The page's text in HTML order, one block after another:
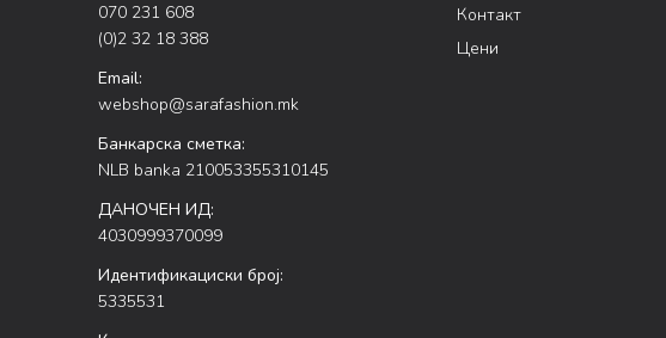
070 231 608
(0)2 32 18 388
Email:
webshop@sarafashion.mk
Банкарска сметка:
NLB banka 210053355310145
ДАНОЧЕН ИД:
4030999370099
Идентификациски број:
5335531
Контакт
Цени